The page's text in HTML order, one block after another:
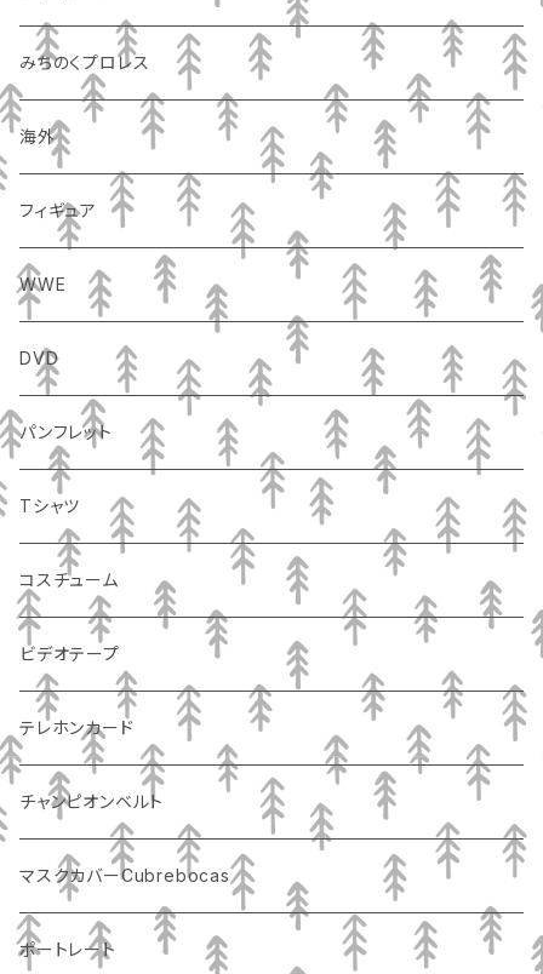
みちのくプロレス
海外
フィギュア
WWE
DVD
パンフレット
Tシャツ
コスチューム
ビデオテープ
テレホンカード
チャンピオンベルト
マスクカバーCubrebocas
ポートレート